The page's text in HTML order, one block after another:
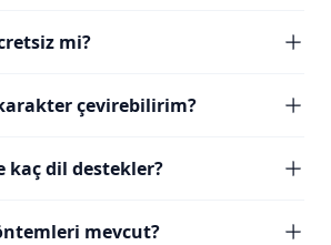
mi?
çevirebilirim?
kaç dil destekler?
mevcut?